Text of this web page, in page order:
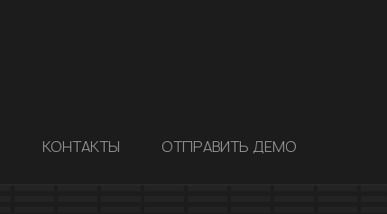
КОНТАКТЫ
ОТПРАВИТЬ ДЕМО